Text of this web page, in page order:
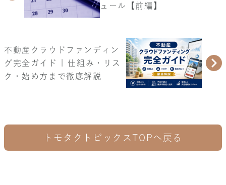
ュール【前編】
不動産クラウドファンディン
グ完全ガイド | 仕組み・リス
ク・始め方まで徹底解説
トモタクトピックスTOPへ戻る